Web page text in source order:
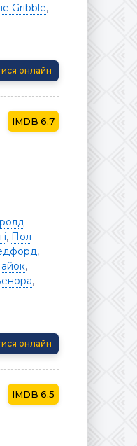
Gribble,
онлайн
6.7
, Пол
,
,
,
онлайн
6.5